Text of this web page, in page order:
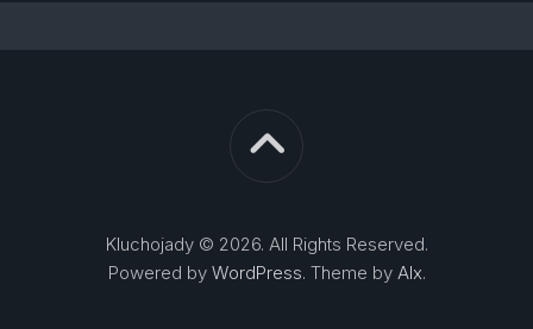
Kluchojady © 2026. All Rights Reserved.
Powered by WordPress. Theme by Alx.